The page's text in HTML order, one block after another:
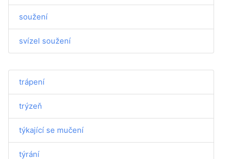
soužení
svízel soužení
trápení
trýzeň
týkající se mučení
týrání